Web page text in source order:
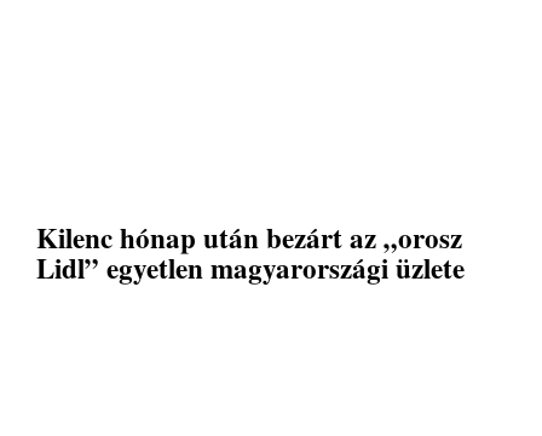
Kilenc hónap után bezárt az „orosz
Lidl” egyetlen magyarországi üzlete